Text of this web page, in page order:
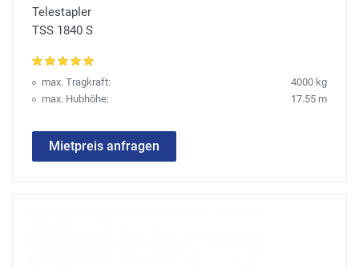
Telestapler
TSS 1840 S
max. Tragkraft:
4000 kg
max. Hubhöhe:
17.55 m
Mietpreis anfragen